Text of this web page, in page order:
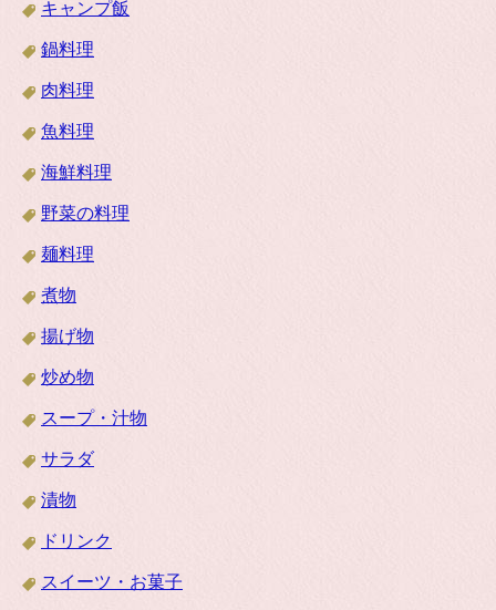
キャンプ飯
鍋料理
肉料理
魚料理
海鮮料理
野菜の料理
麺料理
煮物
揚げ物
炒め物
スープ・汁物
サラダ
漬物
ドリンク
スイーツ・お菓子